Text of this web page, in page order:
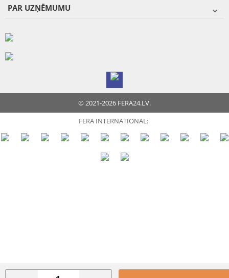
PAR UZŅĒMUMU
© 2021-2026 FERA24.LV.
FERA INTERNATIONAL: